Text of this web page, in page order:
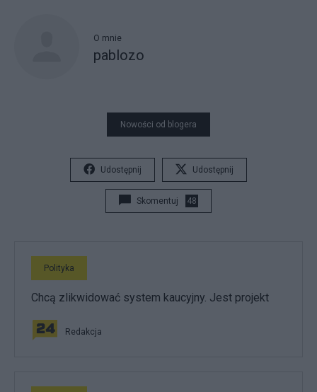
O mnie
pablozo
Nowości od blogera
Udostępnij Udostępnij
Skomentuj 48
Polityka
Chcą zlikwidować system kaucyjny. Jest projekt
Redakcja